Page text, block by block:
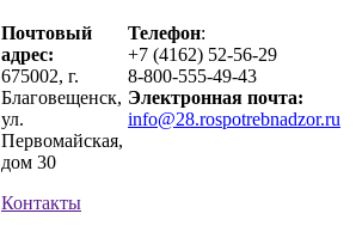
Почтовый
адрес:
675002, г.
Благовещенск,
ул.
Первомайская,
дом 30
Контакты
Телефон:
+7 (4162) 52-56-29
8-800-555-49-43
Электронная почта:
info@28.rospotrebnadzor.ru